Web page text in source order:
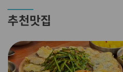
추천맛집